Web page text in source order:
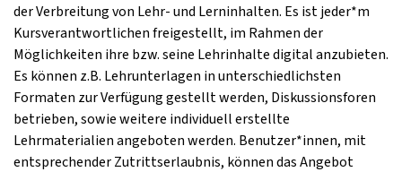
der Verbreitung von Lehr- und Lerninhalten. Es ist jeder*m
Kursverantwortlichen freigestellt, im Rahmen der
Möglichkeiten ihre bzw. seine Lehrinhalte digital anzubieten.
Es können z.B. Lehrunterlagen in unterschiedlichsten
Formaten zur Verfügung gestellt werden, Diskussionsforen
betrieben, sowie weitere individuell erstellte
Lehrmaterialien angeboten werden. Benutzer*innen, mit
entsprechender Zutrittserlaubnis, können das Angebot